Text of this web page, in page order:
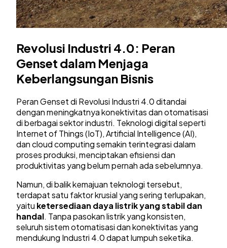
Revolusi Industri 4.0: Peran
Genset dalam Menjaga
Keberlangsungan Bisnis
Peran Genset di Revolusi Industri 4.0 ditandai
dengan meningkatnya konektivitas dan otomatisasi
di berbagai sektor industri. Teknologi digital seperti
Internet of Things (IoT), Artificial Intelligence (AI),
dan cloud computing semakin terintegrasi dalam
proses produksi, menciptakan efisiensi dan
produktivitas yang belum pernah ada sebelumnya.
Namun, di balik kemajuan teknologi tersebut,
terdapat satu faktor krusial yang sering terlupakan,
yaitu ketersediaan daya listrik yang stabil dan
handal. Tanpa pasokan listrik yang konsisten,
seluruh sistem otomatisasi dan konektivitas yang
mendukung Industri 4.0 dapat lumpuh seketika.